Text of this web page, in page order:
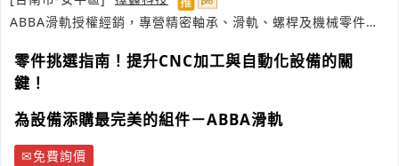
ABBA滑軌授權經銷，專營精密軸承、滑軌、螺桿及機械零件整
零件挑選指南！提升CNC加工與自動化設備的關
鍵！
為設備添購最完美的組件－ABBA滑軌
免費詢價